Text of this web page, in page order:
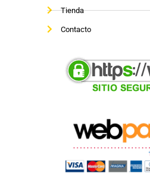
Tienda
Contacto